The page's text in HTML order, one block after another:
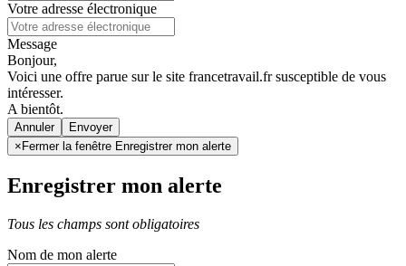
Votre adresse électronique
Message
Bonjour,
Voici une offre parue sur le site francetravail.fr susceptible de vous
intéresser.
A bientôt.
Annuler
× Fermer la fenêtre Enregistrer mon alerte
Enregistrer mon alerte
Tous les champs sont obligatoires
Nom de mon alerte